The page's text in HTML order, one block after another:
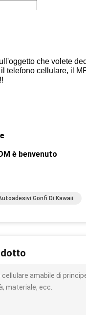
che volete
telefono cellulare, il
è benvenuto
Gonfi Di Kawaii
amabile di
materiale, ecc.